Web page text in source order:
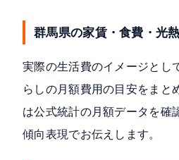
群馬県の家賃・食費・光
実際の生活費のイメージとし
らしの月額費用の目安をまと
は公式統計の月額データを確
傾向表現でお伝えします。